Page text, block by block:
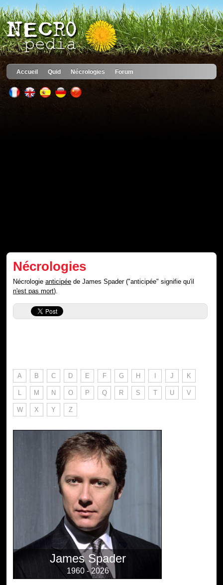
Accueil Quid Nécrologies Forum
Nécrologies
Nécrologieanticipée de James Spader ("anticipée" signifie qu'il
n'est pas mort).
A B C D E F G H I J K
L M N O P Q R S T U V
W X Y Z
James Spader
1960 - 2026